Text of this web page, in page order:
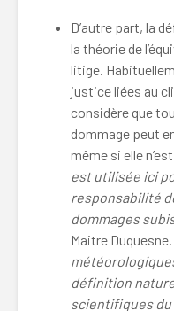
D’autre part, la
la théorie de
litige.
justice liées au
considère que
dommage peut
même si elle
est utilisée ici
responsabilité
dommages
Maitre Duquesne.
définition
scientifiques du